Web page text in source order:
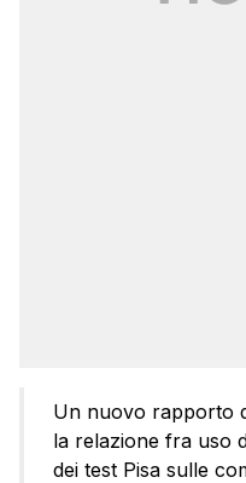
Un nuovo rapporto
la relazione fra uso
dei test Pisa sulle